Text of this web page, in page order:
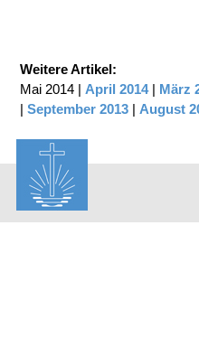
Weitere Artikel:
Mai 2014 | April 2014| März
| September 2013 | August